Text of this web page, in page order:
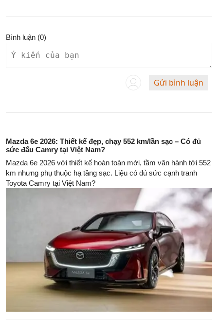
Bình luận (0)
Gửi bình luận
Mazda 6e 2026: Thiết kế đẹp, chạy 552 km/lần sạc – Có đủ
sức đấu Camry tại Việt Nam?
Mazda 6e 2026 với thiết kế hoàn toàn mới, tầm vận hành tới 552
km nhưng phụ thuộc hạ tầng sạc. Liệu có đủ sức cạnh tranh
Toyota Camry tại Việt Nam?